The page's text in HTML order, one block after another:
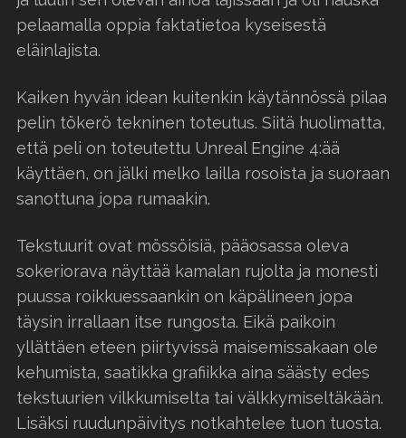
pelaamalla oppia faktatietoa kyseisestä
eläinlajista.
Kaiken hyvän idean kuitenkin käytännössä pilaa
pelin tökerö tekninen toteutus. Siitä huolimatta,
että peli on toteutettu Unreal Engine 4:ää
käyttäen, on jälki melko lailla rosoista ja suoraan
sanottuna jopa rumaakin.
Tekstuurit ovat mössöisiä, pääosassa oleva
sokeriorava näyttää kamalan rujolta ja monesti
puussa roikkuessaankin on käpälineen jopa
täysin irrallaan itse rungosta. Eikä paikoin
yllättäen eteen piirtyvissä maisemissakaan ole
kehumista, saatikka grafiikka aina säästy edes
tekstuurien vilkkumiselta tai välkkymiseltäkään.
Lisäksi ruudunpäivitys notkahtelee tuon tuosta.